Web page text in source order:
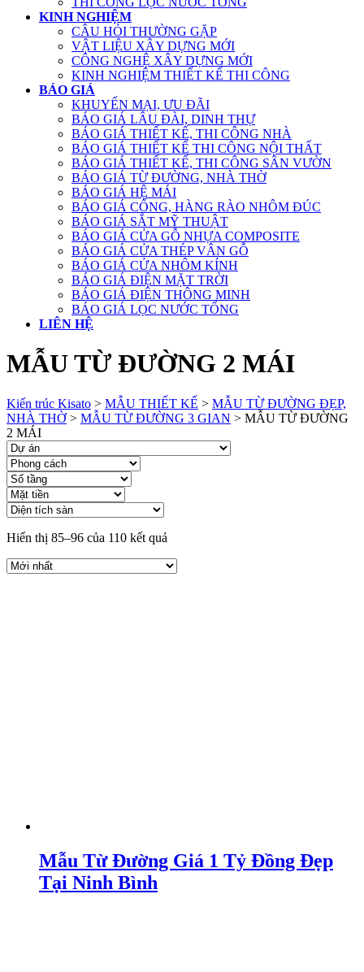
KINH NGHIỆM
CÂU HỎI THƯỜNG GẶP
VẬT LIỆU XÂY DỰNG MỚI
CÔNG NGHỆ XÂY DỰNG MỚI
KINH NGHIỆM THIẾT KẾ THI CÔNG
BÁO GIÁ
KHUYẾN MẠI, ƯU ĐÃI
BÁO GIÁ LÂU ĐÀI, DINH THỰ
BÁO GIÁ THIẾT KẾ, THI CÔNG NHÀ
BÁO GIÁ THIẾT KẾ THI CÔNG NỘI THẤT
BÁO GIÁ THIẾT KẾ, THI CÔNG SÂN VƯỜN
BÁO GIÁ TỪ ĐƯỜNG, NHÀ THỜ
BÁO GIÁ HỆ MÁI
BÁO GIÁ CỔNG, HÀNG RÀO NHÔM ĐÚC
BÁO GIÁ SẮT MỸ THUẬT
BÁO GIÁ CỬA GỖ NHỰA COMPOSITE
BÁO GIÁ CỬA THÉP VÂN GỖ
BÁO GIÁ CỬA NHÔM KÍNH
BÁO GIÁ ĐIỆN MẶT TRỜI
BÁO GIÁ ĐIỆN THÔNG MINH
BÁO GIÁ LỌC NƯỚC TỔNG
LIÊN HỆ
MẪU TỪ ĐƯỜNG 2 MÁI
Kiến trúc Kisato > MẪU THIẾT KẾ > MẪU TỪ ĐƯỜNG ĐẸP,
NHÀ THỜ > MẪU TỪ ĐƯỜNG 3 GIAN > MẪU TỪ ĐƯỜNG
2 MÁI
Hiển thị 85–96 của 110 kết quả
Mẫu Từ Đường Giá 1 Tỷ Đồng Đẹp
Tại Ninh Bình